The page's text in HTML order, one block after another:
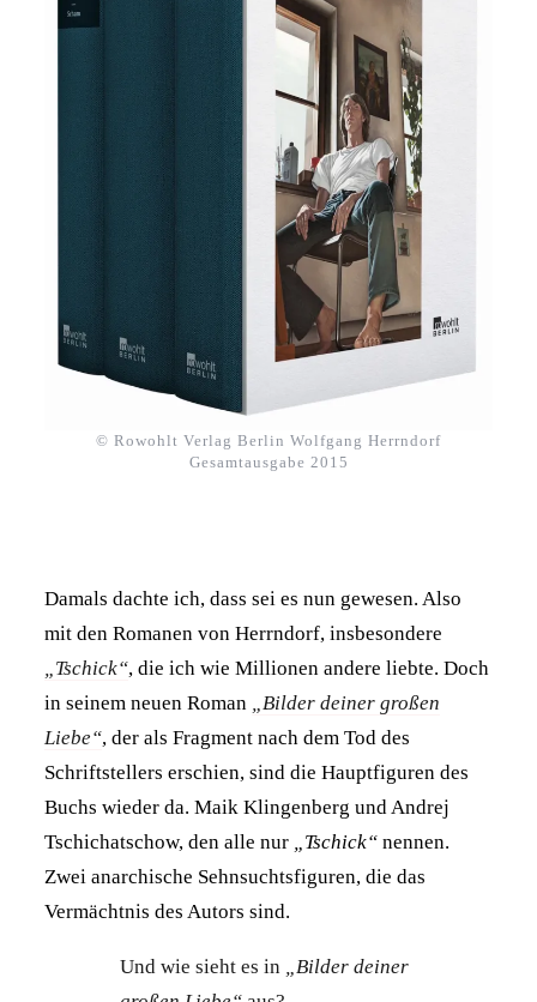
© Rowohlt Verlag Berlin Wolfgang Herrndorf
Gesamtausgabe 2015
Damals dachte ich, dass sei es nun gewesen. Also
mit den Romanen von Herrndorf, insbesondere
„Tschick“, die ich wie Millionen andere liebte. Doch
in seinem neuen Roman „Bilder deiner großen
Liebe“, der als Fragment nach dem Tod des
Schriftstellers erschien, sind die Hauptfiguren des
Buchs wieder da. Maik Klingenberg und Andrej
Tschichatschow, den alle nur „Tschick“ nennen.
Zwei anarchische Sehnsuchtsfiguren, die das
Vermächtnis des Autors sind.
Und wie sieht es in „Bilder deiner